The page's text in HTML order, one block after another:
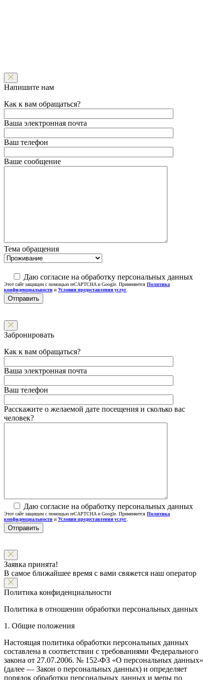
Напишите нам
Как к вам обращаться?
Ваша электронная почта
Ваш телефон
Ваше сообщение
Тема обращения
Даю согласие на обработку персональных данных
Этот сайт защищен с помощью reCAPTCHA и Google. Применяется Политика
конфиденциальности и Условия предоставления услуг
Забронировать
Как к вам обращаться?
Ваша электронная почта
Ваш телефон
Расскажите о желаемой дате посещения и сколько вас
человек?
Даю согласие на обработку персональных данных
Этот сайт защищен с помощью reCAPTCHA и Google. Применяется Политика
конфиденциальности и Условия предоставления услуг
Заявка принята!
В самое ближайшее время с вами свяжется наш оператор
Политика конфиденциальности
Политика в отношении обработки персональных данных
1. Общие положения
Настоящая политика обработки персональных данных
составлена в соответствии с требованиями Федерального
закона от 27.07.2006. № 152-ФЗ «О персональных данных»
(далее — Закон о персональных данных) и определяет
порядок обработки персональных данных и меры по